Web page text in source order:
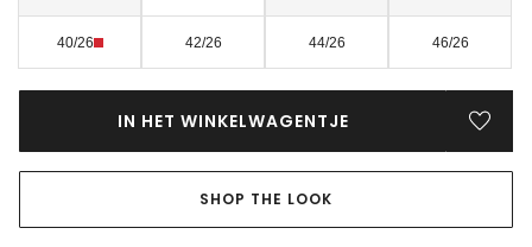
40/26 42/26 44/26 46/26
IN HET WINKELWAGENTJE
SHOP THE LOOK